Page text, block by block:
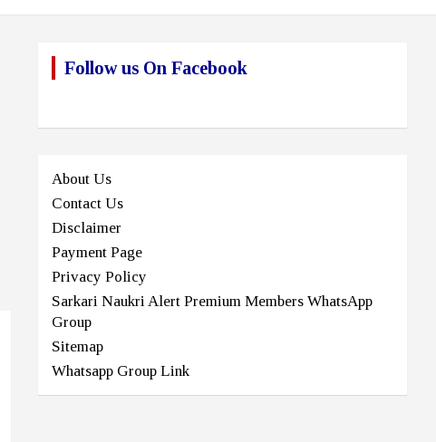
Follow us On Facebook
About Us
Contact Us
Disclaimer
Payment Page
Privacy Policy
Sarkari Naukri Alert Premium Members WhatsApp
Group
Sitemap
Whatsapp Group Link